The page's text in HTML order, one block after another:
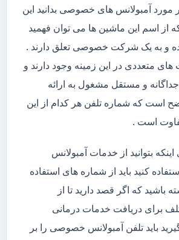
مورد آمبولانس های خصوصی بدانید این
از اسم این ماشین ها می توان فهمید
و به یک شرکت خصوصی تعلق دارند .
های متعددی در این زمینه وجود دارند و
و مستقل مشغول به ارائه
است که شماره تلفن هر کدام از این
است .
بتوانید از خدمات آمبولانس
کنید باید از شماره های استفاده
باشید که اگر قصد دارید تا از
برای دریافت خدمات درمانی
باید تلفن آمبولانس خصوصی را بر